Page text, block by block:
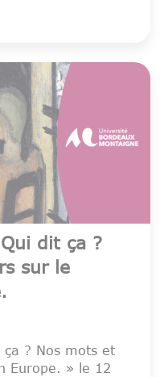
dit ça ?
sur le
ça ? Nos mots et
Europe. » le 12